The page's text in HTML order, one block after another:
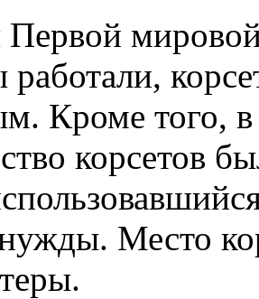
Кроме того, в
корсетов
Место